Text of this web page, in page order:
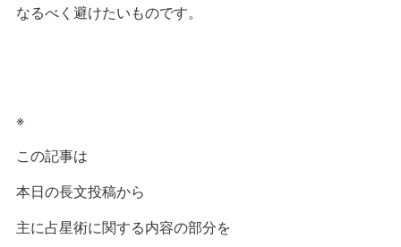
なるべく避けたいものです。
※
この記事は
本日の長文投稿から
主に占星術に関する内容の部分を